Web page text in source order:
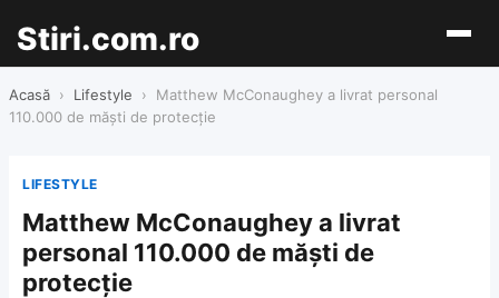
Stiri.com.ro
Acasă › Lifestyle ›
Matthew McConaughey a livrat personal
110.000 de măşti de protecţie
LIFESTYLE
Matthew McConaughey a livrat
personal 110.000 de măşti de
protecţie